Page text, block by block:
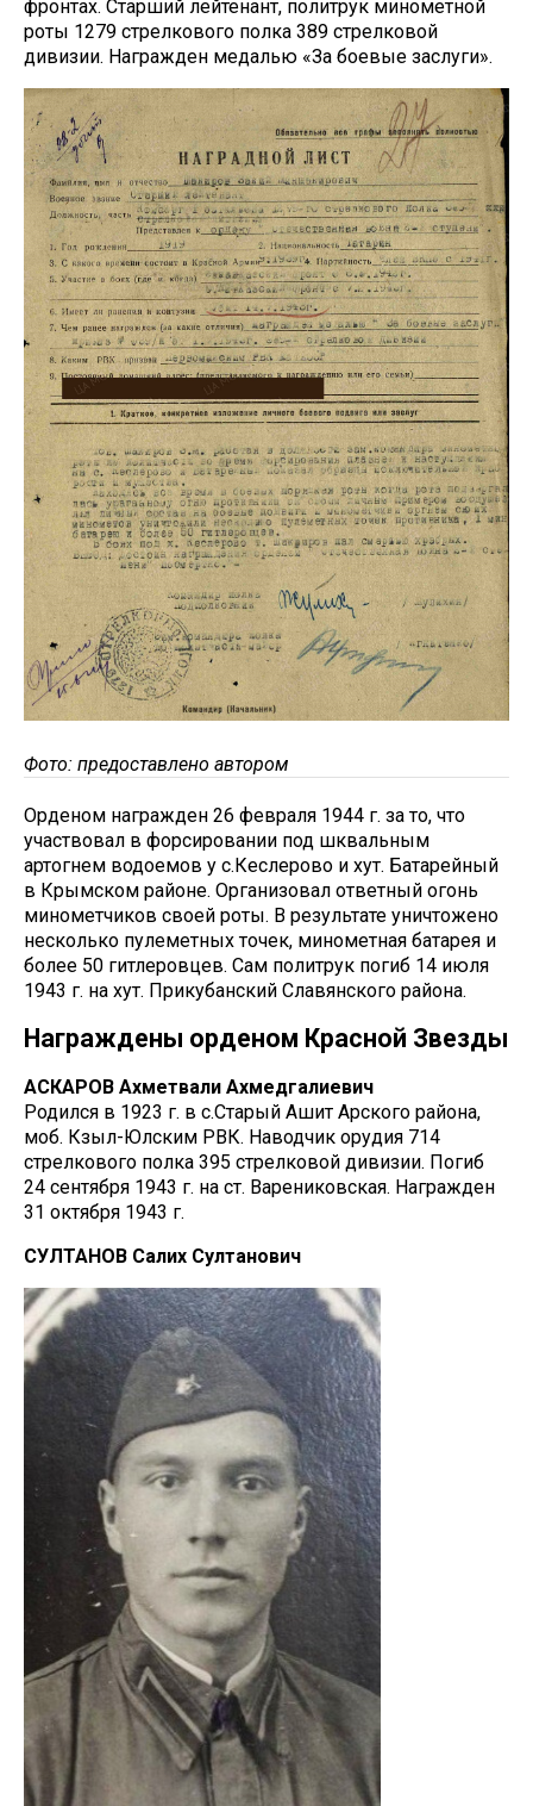
фронтах. Старший лейтенант, политрук минометной
роты 1279 стрелкового полка 389 стрелковой
дивизии. Награжден медалью «За боевые заслуги».
Фото: предоставлено автором
Орденом награжден 26 февраля 1944 г. за то, что
участвовал в форсировании под шквальным
артогнем водоемов у с.Кеслерово и хут. Батарейный
в Крымском районе. Организовал ответный огонь
минометчиков своей роты. В результате уничтожено
несколько пулеметных точек, минометная батарея и
более 50 гитлеровцев. Сам политрук погиб 14 июля
1943 г. на хут. Прикубанский Славянского района.
Награждены орденом Красной Звезды
АСКАРОВ Ахметвали Ахмедгалиевич
Родился в 1923 г. в с.Старый Ашит Арского района,
моб. Кзыл-Юлским РВК. Наводчик орудия 714
стрелкового полка 395 стрелковой дивизии. Погиб
24 сентября 1943 г. на ст. Варениковская. Награжден
31 октября 1943 г.
СУЛТАНОВ Салих Султанович